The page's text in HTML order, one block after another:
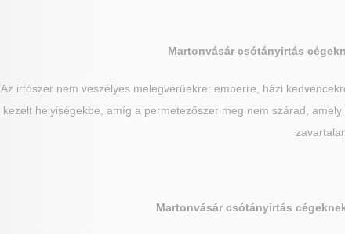
Martonvásár csótányirtás
Az irtószer nem veszélyes melegvérűekre: emberre, házi
kezelt helyiségekbe, amíg a permetezőszer meg nem szárad,
Martonvásár csótányirtás